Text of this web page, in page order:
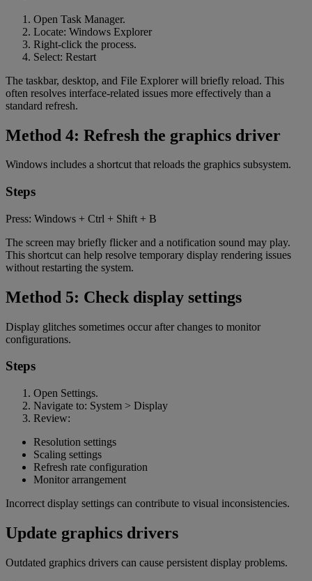
Open Task Manager.
Locate: Windows Explorer
Right-click the process.
Select: Restart
The taskbar, desktop, and File Explorer will briefly reload. This
often resolves interface-related issues more effectively than a
standard refresh.
Method 4: Refresh the graphics driver
Windows includes a shortcut that reloads the graphics subsystem.
Steps
Press: Windows + Ctrl + Shift + B
The screen may briefly flicker and a notification sound may play.
This shortcut can help resolve temporary display rendering issues
without restarting the system.
Method 5: Check display settings
Display glitches sometimes occur after changes to monitor
configurations.
Steps
Open Settings.
Navigate to: System > Display
Review:
Resolution settings
Scaling settings
Refresh rate configuration
Monitor arrangement
Incorrect display settings can contribute to visual inconsistencies.
Update graphics drivers
Outdated graphics drivers can cause persistent display problems.